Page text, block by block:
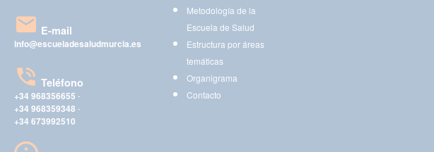
E-mail
info@escueladesaludmurcia.es
Teléfono
+34 968356655 -
+34 968359348 -
+34 673992510
Metodología de la
Escuela de Salud
Estructura por áreas
temáticas
Organigrama
Contacto